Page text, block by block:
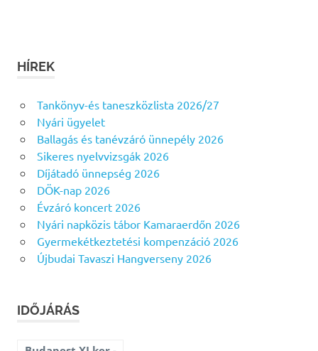
HÍREK
Tankönyv-és taneszközlista 2026/27
Nyári ügyelet
Ballagás és tanévzáró ünnepély 2026
Sikeres nyelvvizsgák 2026
Díjátadó ünnepség 2026
DÖK-nap 2026
Évzáró koncert 2026
Nyári napközis tábor Kamaraerdőn 2026
Gyermekétkeztetési kompenzáció 2026
Újbudai Tavaszi Hangverseny 2026
IDŐJÁRÁS